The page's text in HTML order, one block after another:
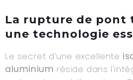
La rupture de pont
une technologie
Le secret d’une excellente
aluminium réside dans